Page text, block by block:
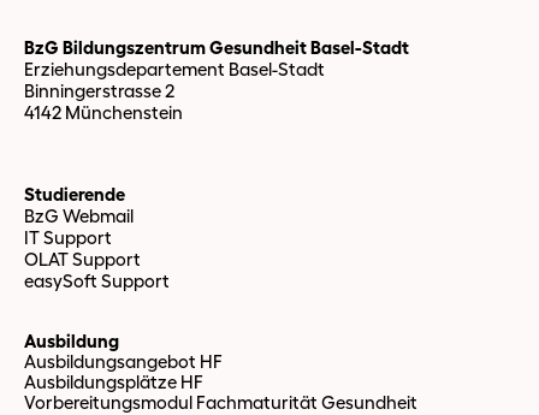
BzG Bildungszentrum Gesundheit Basel-Stadt
Erziehungsdepartement Basel-Stadt
Binningerstrasse 2
4142 Münchenstein
Studierende
BzG Webmail
IT Support
OLAT Support
easySoft Support
Ausbildung
Ausbildungsangebot HF
Ausbildungsplätze HF
Vorbereitungsmodul Fachmaturität Gesundheit